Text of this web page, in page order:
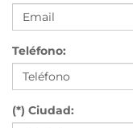
Teléfono:
(*) Ciudad: